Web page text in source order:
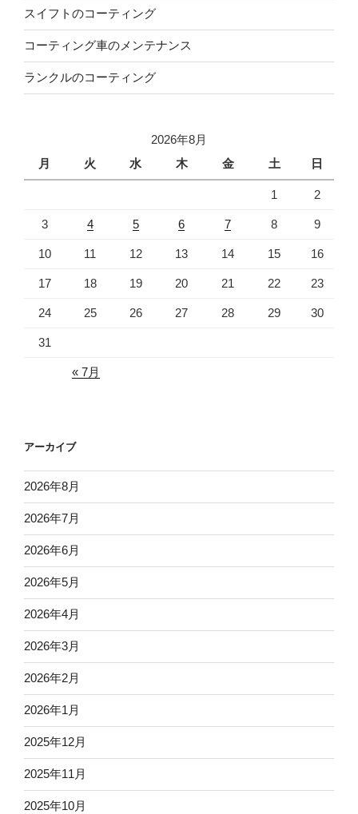
スイフトのコーティング
コーティング車のメンテナンス
ランクルのコーティング
2026年8月
月
火 水 木 金 土 日
1 2
3 4 5 6 7 8 9
10 11 12 13 14 15 16
17 18 19 20 21 22 23
24 25 26 27 28 29 30
31
« 7月
アーカイブ
2026年8月
2026年7月
2026年6月
2026年5月
2026年4月
2026年3月
2026年2月
2026年1月
2025年12月
2025年11月
2025年10月